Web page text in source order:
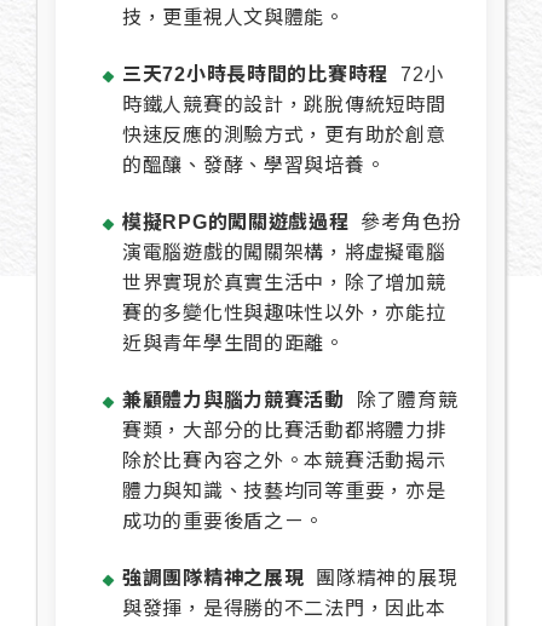
技，更重視人文與體能。
三天72小時長時間的比賽時程
72小
時鐵人競賽的設計，跳脫傳統短時間
快速反應的測驗方式，更有助於創意
的醞釀、發酵、學習與培養。
模擬RPG的闖關遊戲過程
參考角色扮
演電腦遊戲的闖關架構，將虛擬電腦
世界實現於真實生活中，除了增加競
賽的多變化性與趣味性以外，亦能拉
近與青年學生間的距離。
兼顧體力與腦力競賽活動
除了體育競
賽類，大部分的比賽活動都將體力排
除於比賽內容之外。本競賽活動揭示
體力與知識、技藝均同等重要，亦是
成功的重要後盾之ㄧ。
強調團隊精神之展現
團隊精神的展現
與發揮，是得勝的不二法門，因此本